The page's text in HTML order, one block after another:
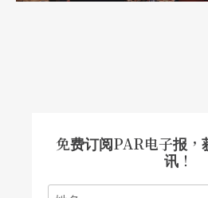
免费订阅PAR电子报，
讯！